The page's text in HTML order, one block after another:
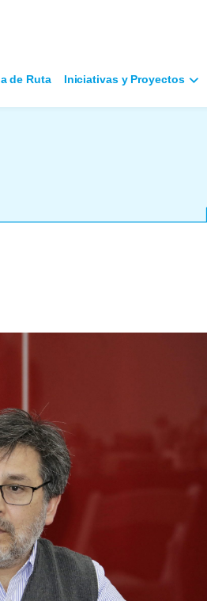
de Ruta Iniciativas y Proyectos